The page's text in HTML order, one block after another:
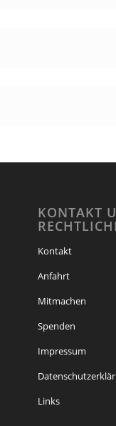
KONTAKT
Kontakt
Anfahrt
Mitmachen
Spenden
Impressum
Links